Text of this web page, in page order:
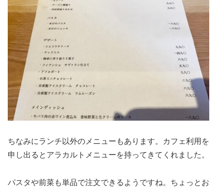
ちなみにランチ以外のメニューもあります。カフェ利用を
申し出るとアラカルトメニューを持ってきてくれました。
パスタや前菜も単品で注文できるようですね。ちょっとお